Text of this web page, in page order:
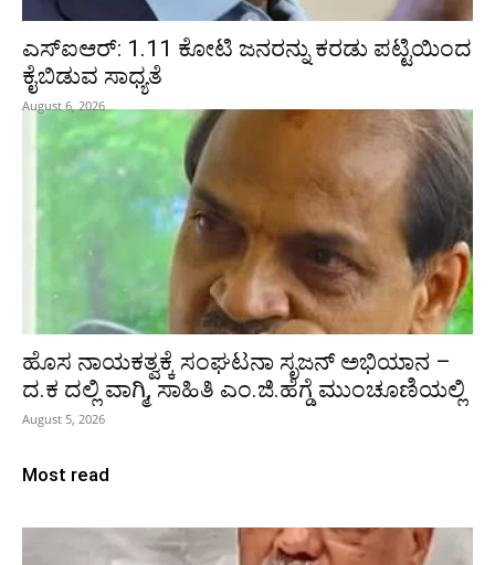
ಎಸ್‌ಐಆರ್‌: 1.11 ಕೋಟಿ ಜನರನ್ನು ಕರಡು ಪಟ್ಟಿಯಿಂದ
ಕೈಬಿಡುವ ಸಾಧ್ಯತೆ
August 6, 2026
ಹೊಸ ನಾಯಕತ್ವಕ್ಕೆ ಸಂಘಟನಾ ಸೃಜನ್ ಅಭಿಯಾನ –
ದ.ಕ ದಲ್ಲಿ ವಾಗ್ಮಿ, ಸಾಹಿತಿ ಎಂ.ಜಿ.ಹೆಗ್ಡೆ ಮುಂಚೂಣಿಯಲ್ಲಿ
August 5, 2026
Most read